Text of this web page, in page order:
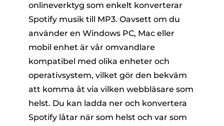
onlineverktyg som enkelt konverterar
Spotify musik till MP3. Oavsett om du
använder en Windows PC, Mac eller
mobil enhet är vår omvandlare
kompatibel med olika enheter och
operativsystem, vilket gör den bekväm
att komma åt via vilken webbläsare som
helst. Du kan ladda ner och konvertera
Spotify låtar när som helst och var som